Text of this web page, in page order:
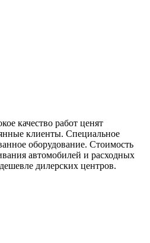
качество работ ценят
клиенты. Специальное
оборудование. Стоимость
автомобилей и расходных
дилерских центров.